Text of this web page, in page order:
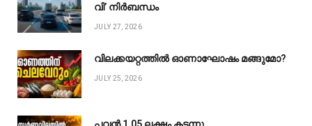
വി’ നിർബന്ധം
JULY 27, 2026
വിലക്കയറ്റത്തിൽ ഓണാഘോഷം മങ്ങുമോ?
JULY 25, 2026